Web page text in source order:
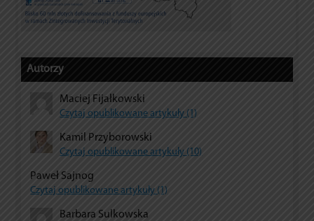
Autorzy
Maciej Fijałkowski
Czytaj opublikowane artykuły (1)
Kamil Przyborowski
Czytaj opublikowane artykuły (10)
Paweł Sajnog
Czytaj opublikowane artykuły (1)
Barbara Sulkowska